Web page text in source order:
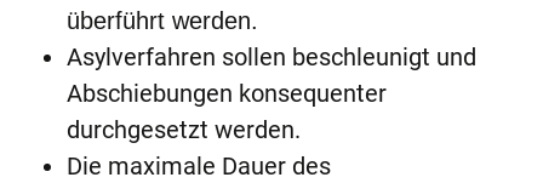
überführt werden.
Asylverfahren sollen beschleunigt und
Abschiebungen konsequenter
durchgesetzt werden.
Die maximale Dauer des